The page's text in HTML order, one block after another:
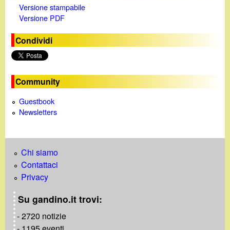
e
Versione stampabile
Versione PDF
Condividi
Community
Guestbook
Newsletters
Chi siamo
Contattaci
Privacy
Su gandino.it trovi:
- 2720 notizie